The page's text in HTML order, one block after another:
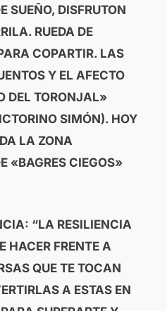
SUEÑO, DISFRUTON
RUEDA DE
COPARTIR. LAS
Y EL AFECTO
DEL TORONJAL»
SIMÓN). HOY
LA ZONA
«BAGRES CIEGOS»
“LA RESILIENCIA
HACER FRENTE A
QUE TE TOCAN
A ESTAS EN